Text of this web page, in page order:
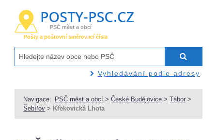
PSČ měst a obcí
Pošty a poštovní směrovací čísla
Vyhledávání podle adresy
Navigace: PSČ měst a obcí >České Budějovice >Tábor >
Šebířov > Křekovická Lhota